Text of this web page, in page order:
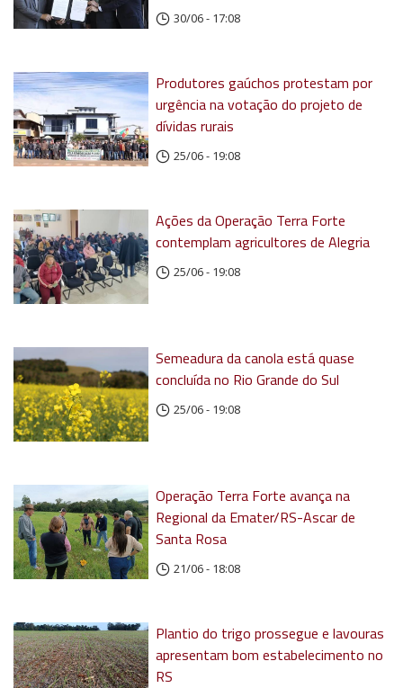
30/06 - 17:08
Produtores gaúchos protestam por
urgência na votação do projeto de
dívidas rurais
25/06 - 19:08
Ações da Operação Terra Forte
contemplam agricultores de Alegria
25/06 - 19:08
Semeadura da canola está quase
concluída no Rio Grande do Sul
25/06 - 19:08
Operação Terra Forte avança na
Regional da Emater/RS-Ascar de
Santa Rosa
21/06 - 18:08
Plantio do trigo prossegue e lavouras
apresentam bom estabelecimento no
RS